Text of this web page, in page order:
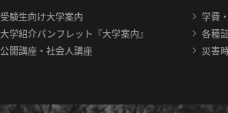
受験生向け大学案内
大学紹介パンフレット『大学案内』
公開講座・社会人講座
学費
各種
災害